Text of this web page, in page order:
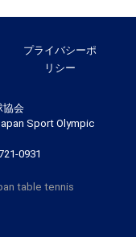
プライバシーポ
リシー
会
Sport Olympic
0931
table tennis